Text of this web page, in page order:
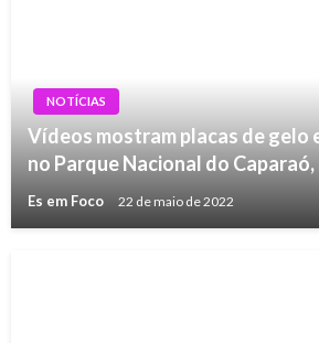
NOTÍCIAS
Vídeos mostram placas de gelo
no Parque Nacional do Caparaó,
Es em Foco 22 de maio de 2022